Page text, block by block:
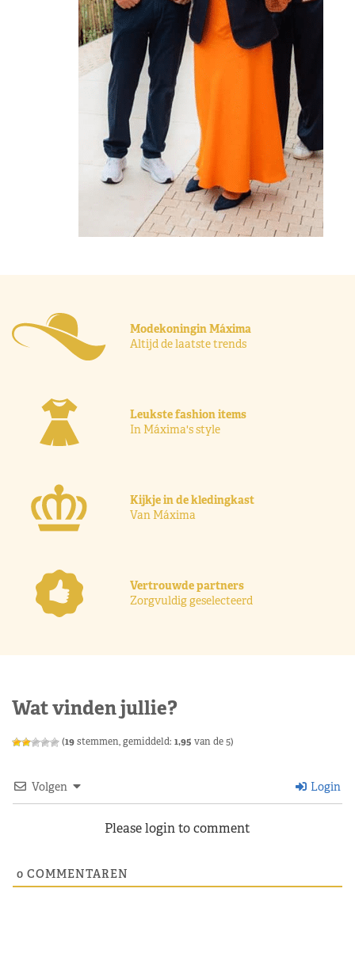
Modekoningin Máxima
Altijd de laatste trends
Leukste fashion items
In Máxima's style
Kijkje in de kledingkast
Van Máxima
Vertrouwde partners
Zorgvuldig geselecteerd
Wat vinden jullie?
(19stemmen, gemiddeld: 1,95 van de 5)
Volgen Login
Please login to comment
0 COMMENTAREN